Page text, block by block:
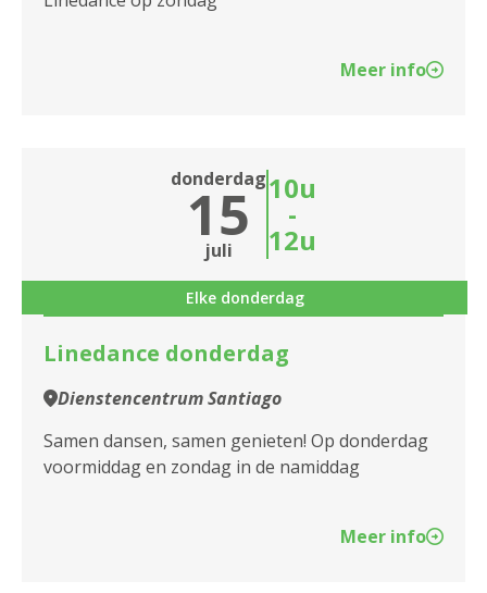
Meer info
donderdag
15
juli
10u
-
12u
Elke donderdag
Linedance donderdag
Dienstencentrum Santiago
Samen dansen, samen genieten! Op donderdag
voormiddag en zondag in de namiddag
Meer info